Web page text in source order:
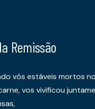
Remissão
vós estáveis mortos
vos vivificou